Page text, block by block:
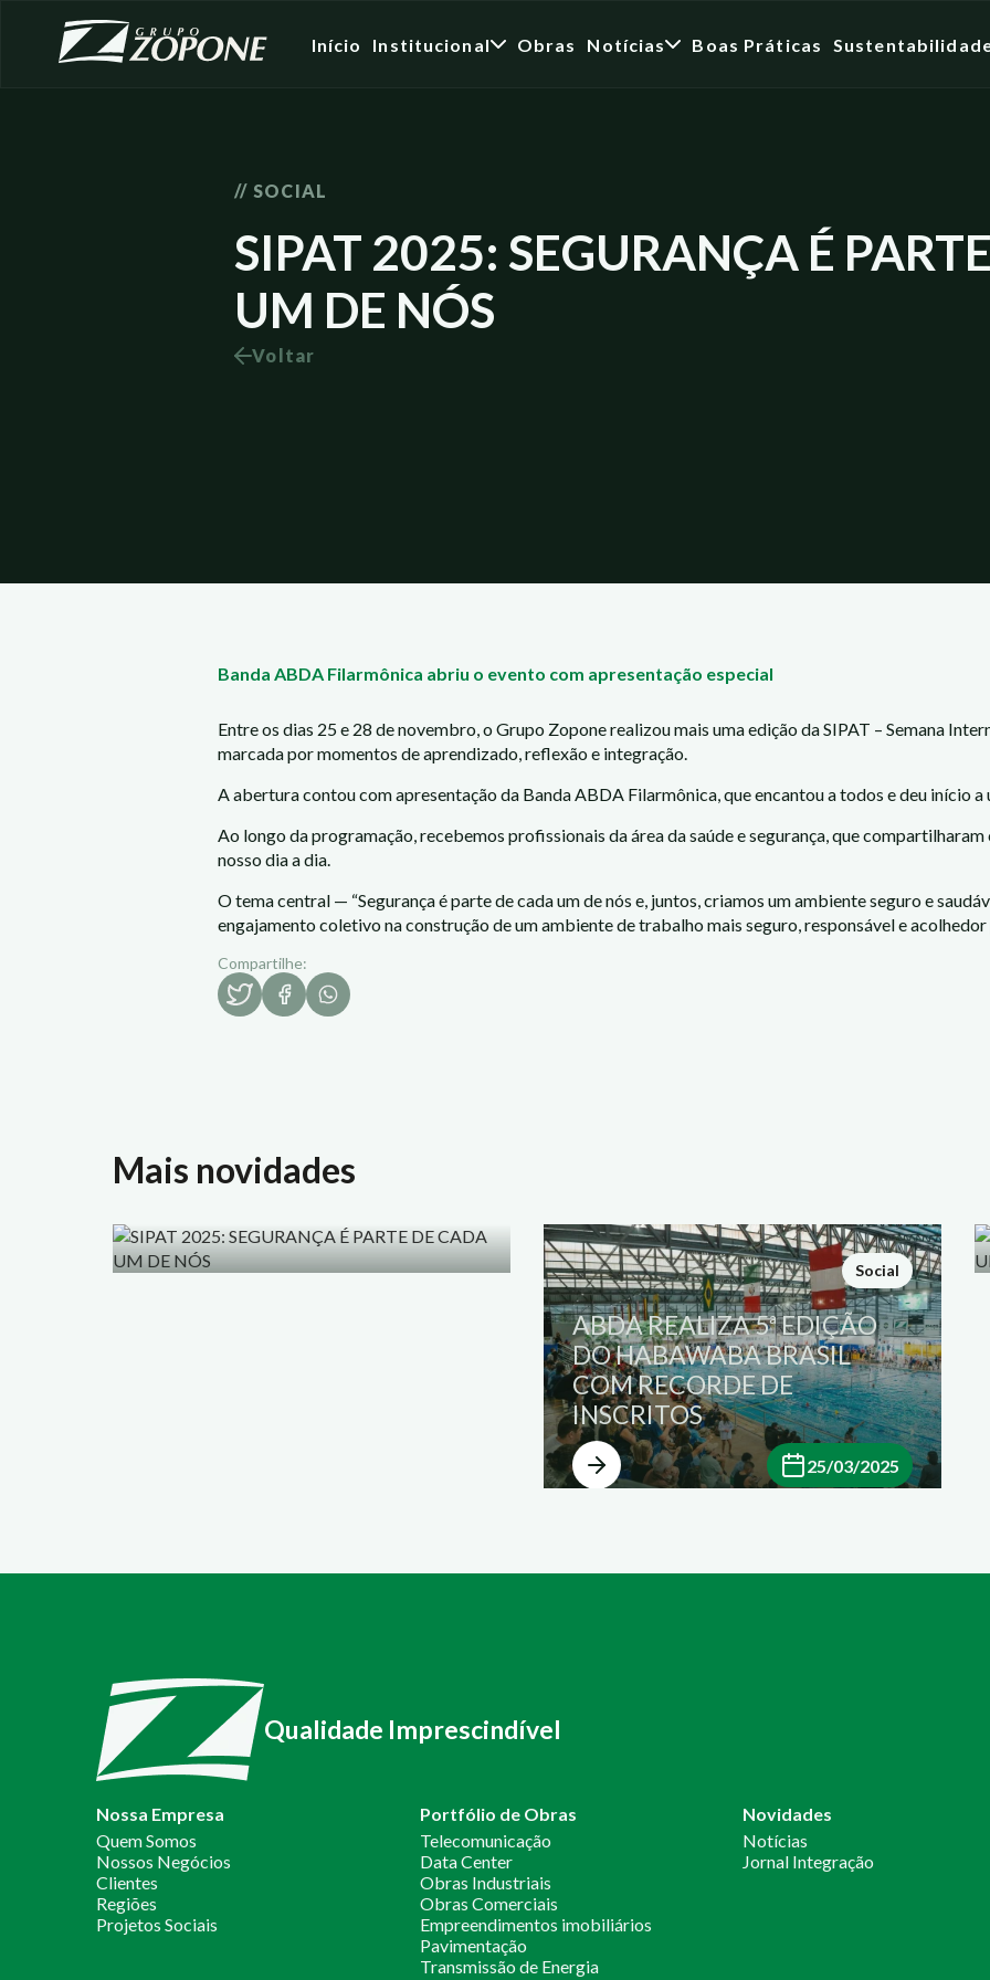
Início Institucional Obras Notícias Boas Práticas
// SOCIAL
SIPAT 2025: SEGURANÇA É
UM DE NÓS
Voltar
Banda ABDA Filarmônica abriu o evento com apresentação especial
Entre os dias 25 e 28 de novembro, o Grupo Zopone realizou mais uma edição da SIPAT – Semana
marcada por momentos de aprendizado, reflexão e integração.
A abertura contou com apresentação da Banda ABDA Filarmônica, que encantou a todos e deu início a
Ao longo da programação, recebemos profissionais da área da saúde e segurança, que
nosso dia a dia.
O tema central — “Segurança é parte de cada um de nós e, juntos, criamos um ambiente seguro e
engajamento coletivo na construção de um ambiente de trabalho mais seguro, responsável e
Compartilhe:
Mais novidades
Social
ABDA REALIZA 5ª EDIÇÃO
DO HABAWABA BRASIL
COM RECORDE DE
INSCRITOS
25/03/2025
Qualidade Imprescindível
Nossa Empresa
Quem Somos
Nossos Negócios
Clientes
Regiões
Projetos Sociais
Portfólio de Obras
Telecomunicação
Data Center
Obras Industriais
Obras Comerciais
Empreendimentos imobiliários
Pavimentação
Transmissão de Energia
Novidades
Notícias
Jornal Integração